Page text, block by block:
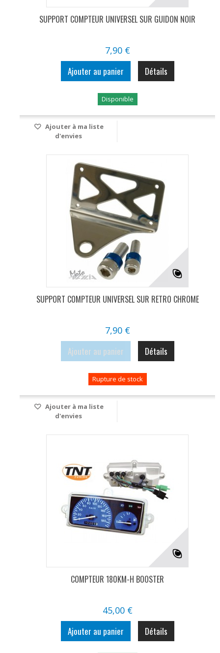
SUPPORT COMPTEUR UNIVERSEL SUR GUIDON NOIR
7,90 €
Ajouter au panier Détails
Disponible
Ajouter à ma liste
d'envies
SUPPORT COMPTEUR UNIVERSEL SUR RETRO CHROME
7,90 €
Ajouter au panier Détails
Rupture de stock
Ajouter à ma liste
d'envies
COMPTEUR 180KM-H BOOSTER
45,00 €
Ajouter au panier Détails